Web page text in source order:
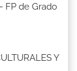
FP de Grado
Y